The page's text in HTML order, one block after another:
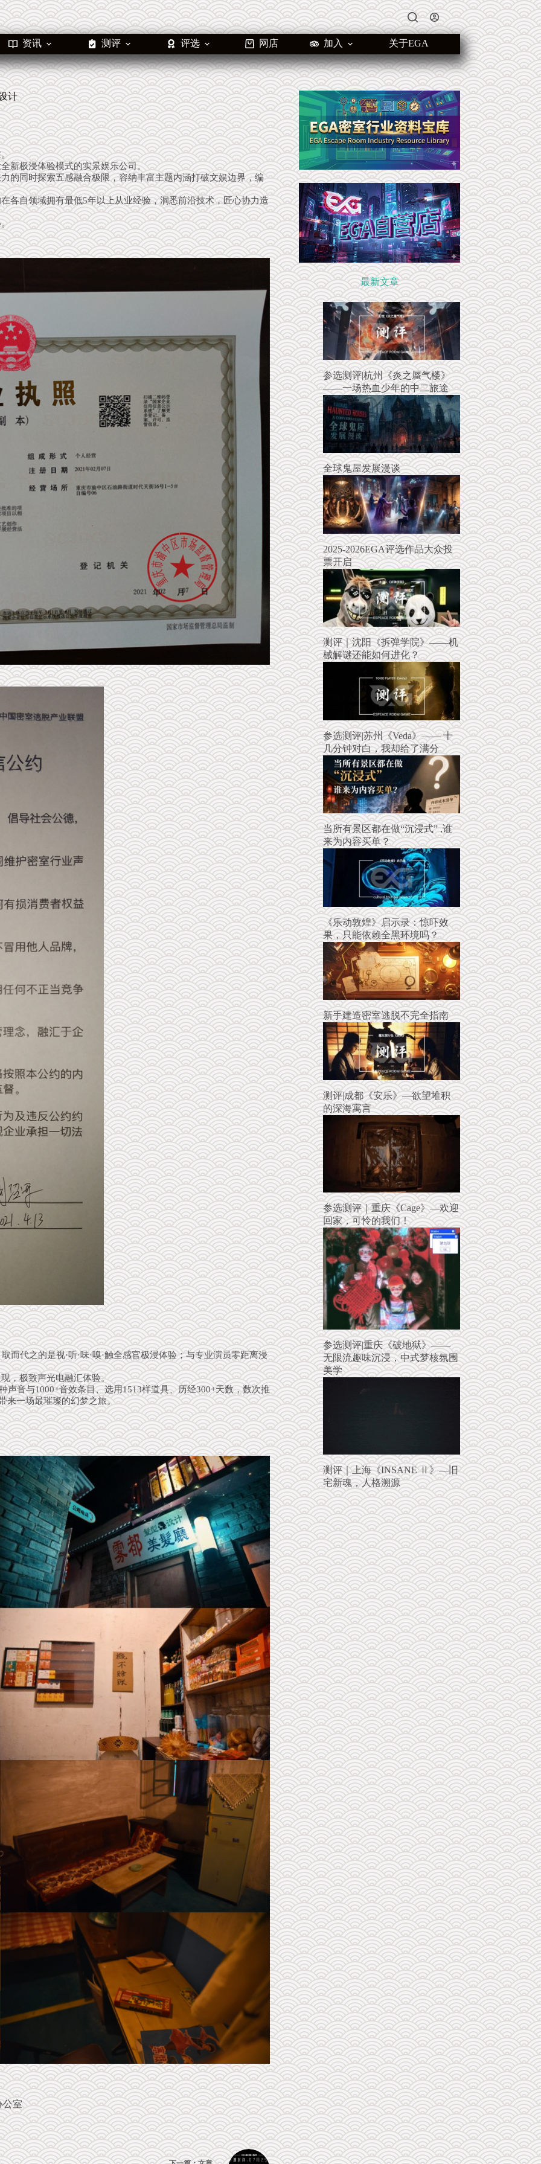
资讯 测评 评选 网店 加入 关于EGA
计
新极浸体验模式的实景娱乐公司。
的同时探索五感融合极限，容纳丰富主题内涵打破文娱边界，编
各自领域拥有最低5年以上从业经验，洞悉前沿技术，匠心协力造
而代之的是视·听·味·嗅·触全感官极浸体验；与专业演员零距离浸
，极致声光电融汇体验。
音与1000+音效条目、选用1513样道具、历经300+天数，数次推
来一场最璀璨的幻梦之旅。
公室
最新文章
参选测评|杭州《炎之蜃气楼》
——一场热血少年的中二旅途
全球鬼屋发展漫谈
2025-2026EGA评选作品大众投
票开启
测评｜沈阳《拆弹学院》——机
械解谜还能如何进化？
参选测评|苏州《Veda》—— 十
几分钟对白，我却给了满分
当所有景区都在做“沉浸式” ,谁
来为内容买单？
《乐动敦煌》启示录：惊吓效
果，只能依赖全黑环境吗？
新手建造密室逃脱不完全指南
测评|成都《安乐》—欲望堆积
的深海寓言
参选测评｜重庆《Cage》—欢迎
回家，可怜的我们！
参选测评|重庆《破地狱》——
无限流趣味沉浸，中式梦核氛围
美学
测评｜上海《INSANE Ⅱ》—旧
宅新魂，人格溯源